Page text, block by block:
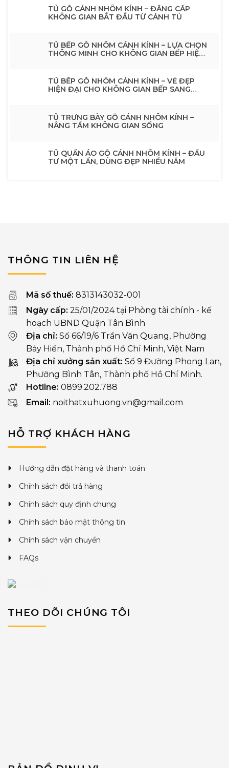
Tối Giản, Sang Trọng
TỦ GỖ CÁNH NHÔM KÍNH – ĐẲNG CẤP
KHÔNG GIAN BẮT ĐẦU TỪ CÁNH TỦ
TỦ BẾP GỖ NHÔM CÁNH KÍNH – LỰA CHỌN
THÔNG MINH CHO KHÔNG GIAN BẾP HIỆN
TỦ BẾP GỖ NHÔM CÁNH KÍNH – VẺ ĐẸP
HIỆN ĐẠI CHO KHÔNG GIAN BẾP SANG
TỦ TRƯNG BÀY GỖ CÁNH NHÔM KÍNH –
NÂNG TẦM KHÔNG GIAN SỐNG
TỦ QUẦN ÁO GỖ CÁNH NHÔM KÍNH – ĐẦU
TƯ MỘT LẦN, DÙNG ĐẸP NHIỀU NĂM
THÔNG TIN LIÊN HỆ
Mã số thuế: 8313143032-001
Ngày cấp: 25/01/2024 tại Phòng tài chính - kế
hoạch UBND Quận Tân Bình
Địa chỉ: Số 66/19/6 Trần Văn Quang, Phường
Bảy Hiền, Thành phố Hồ Chí Minh, Việt Nam
Địa chỉ xưởng sản xuất: Số 9 Đường Phong Lan,
Phường Bình Tân, Thành phố Hồ Chí Minh.
Hotline: 0899.202.788
Email: noithatxuhuong.vn@gmail.com
HỖ TRỢ KHÁCH HÀNG
Hướng dẫn đặt hàng và thanh toán
Chính sách đổi trả hàng
Chính sách quy định chung
Chính sách bảo mật thông tin
Chính sách vận chuyển
FAQs
THEO DÕI CHÚNG TÔI